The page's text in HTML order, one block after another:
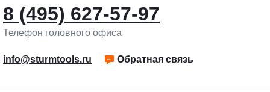
8 (495) 627-57-97
Телефон головного офиса
info@sturmtools.ru Обратная связь